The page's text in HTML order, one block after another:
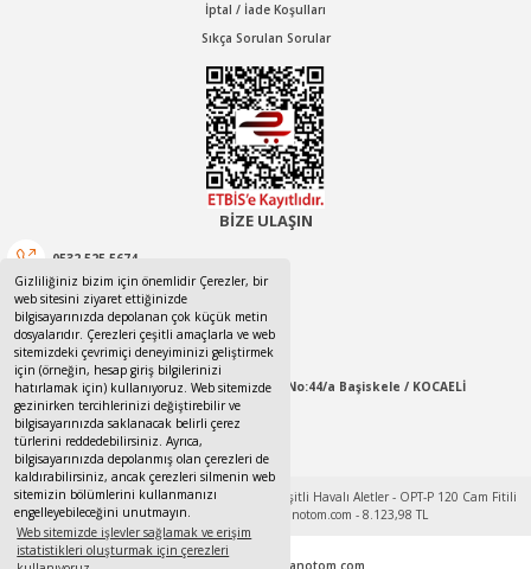
Gizliliğiniz bizim için önemlidir Çerezler, bir
web sitesini ziyaret ettiğinizde
bilgisayarınızda depolanan çok küçük metin
dosyalarıdır. Çerezleri çeşitli amaçlarla ve web
sitemizdeki çevrimiçi deneyiminizi geliştirmek
için (örneğin, hesap giriş bilgilerinizi
hatırlamak için) kullanıyoruz. Web sitemizde
gezinirken tercihlerinizi değiştirebilir ve
bilgisayarınızda saklanacak belirli çerez
türlerini reddedebilirsiniz. Ayrıca,
bilgisayarınızda depolanmış olan çerezleri de
kaldırabilirsiniz, ancak çerezleri silmenin web
sitemizin bölümlerini kullanmanızı
engelleyebileceğini unutmayın.
Web sitemizde işlevler sağlamak ve erişim
istatistikleri oluşturmak için çerezleriTek Tıkla Ödeme Kolaylığı
İptal / İade Koşulları
Sıkça Sorulan Sorular
BİZE ULAŞIN
0532 525 5674
0532 525 5674
canotom41@gmail.com
Yaylacık Mahallesi Mert İnan Sokak No:44/a Başiskele / KOCAELİ
09:00-18:00 Pazartesi / Cumartesi
www.canotom.com